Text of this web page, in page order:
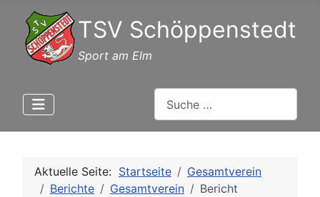
TSV Schöppenstedt
Sport am Elm
Aktuelle Seite: Startseite
Gesamtverein
Berichte
Gesamtverein Bericht